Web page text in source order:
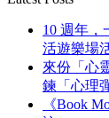
10 週年，
活遊樂場
來份「心
鍊「心理
《Book